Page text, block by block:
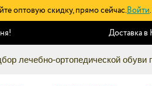
оптовую скидку, прямо сейчас.Войти.
Доставка в
лечебно-ортопедической